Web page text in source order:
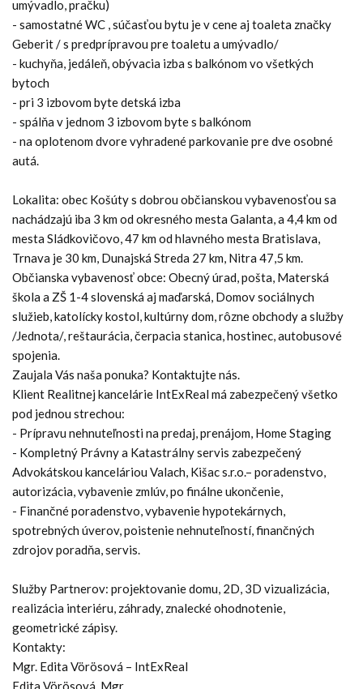
umývadlo, pračku)
- samostatné WC , súčasťou bytu je v cene aj toaleta značky
Geberit / s predprípravou pre toaletu a umývadlo/
- kuchyňa, jedáleň, obývacia izba s balkónom vo všetkých
bytoch
- pri 3 izbovom byte detská izba
- spálňa v jednom 3 izbovom byte s balkónom
- na oplotenom dvore vyhradené parkovanie pre dve osobné
autá.
Lokalita: obec Košúty s dobrou občianskou vybavenosťou sa
nachádzajú iba 3 km od okresného mesta Galanta, a 4,4 km od
mesta Sládkovičovo, 47 km od hlavného mesta Bratislava,
Trnava je 30 km, Dunajská Streda 27 km, Nitra 47,5 km.
Občianska vybavenosť obce: Obecný úrad, pošta, Materská
škola a ZŠ 1-4 slovenská aj maďarská, Domov sociálnych
služieb, katolícky kostol, kultúrny dom, rôzne obchody a služby
/Jednota/, reštaurácia, čerpacia stanica, hostinec, autobusové
spojenia.
Zaujala Vás naša ponuka? Kontaktujte nás.
Klient Realitnej kancelárie IntExReal má zabezpečený všetko
pod jednou strechou:
- Prípravu nehnuteľnosti na predaj, prenájom, Home Staging
- Kompletný Právny a Katastrálny servis zabezpečený
Advokátskou kanceláriou Valach, Kišac s.r.o.– poradenstvo,
autorizácia, vybavenie zmlúv, po finálne ukončenie,
- Finančné poradenstvo, vybavenie hypotekárnych,
spotrebných úverov, poistenie nehnuteľností, finančných
zdrojov poradňa, servis.
Služby Partnerov: projektovanie domu, 2D, 3D vizualizácia,
realizácia interiéru, záhrady, znalecké ohodnotenie,
geometrické zápisy.
Kontakty:
Mgr. Edita Vörösová – IntExReal
Edita Vörösová, Mgr.